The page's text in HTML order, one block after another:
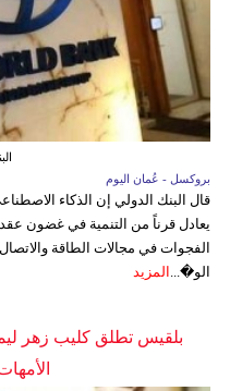
بروكسل - عُمان اليوم
قال البنك الدولي إن الذكاء
يعادل قرناً من التنمية في غضون
الفجوات في مجالات الطاقة
الو�... المزيد
بلقيس تطلق كليب زهر